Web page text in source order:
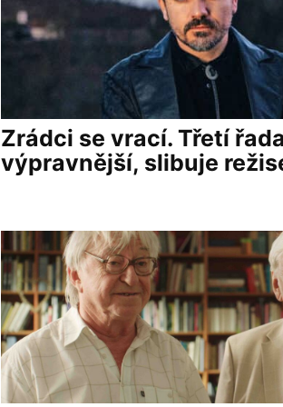
Zrádci se vrací. Třetí
výpravnější, slibuje